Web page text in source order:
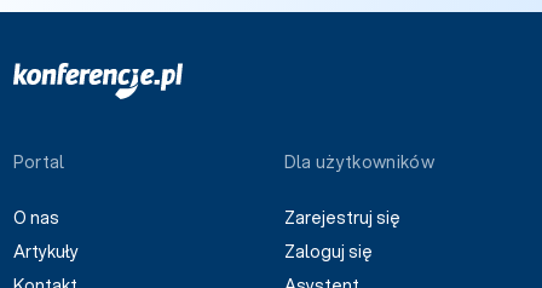
Portal
O nas
Artykuły
Dla użytkowników
Zarejestruj się
Zaloguj się